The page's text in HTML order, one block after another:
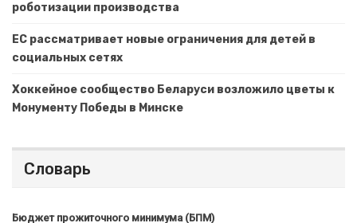
роботизации производства
ЕС рассматривает новые ограничения для детей в
социальных сетях
Хоккейное сообщество Беларуси возложило цветы к
Монументу Победы в Минске
Словарь
Бюджет прожиточного минимума (БПМ)